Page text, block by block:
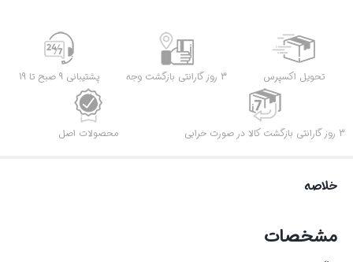
تحویل اکسپرس 3 روز گارانتی بازگشت وجه پشتیبانی 9 صبح تا 19
3 روز گارانتی بازگشت کالا در صورت خرابی محصولات اصل
خلاصه
مشخصات